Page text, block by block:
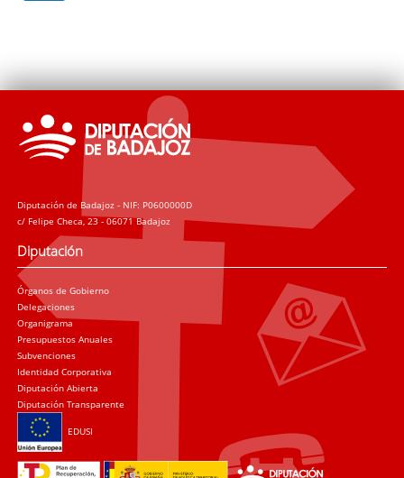
Diputación de Badajoz - NIF: P0600000D
c/ Felipe Checa, 23 - 06071 Badajoz
Diputación
Órganos de Gobierno
Delegaciones
Organigrama
Presupuestos Anuales
Subvenciones
Identidad Corporativa
Diputación Abierta
Diputación Transparente
EDUSI